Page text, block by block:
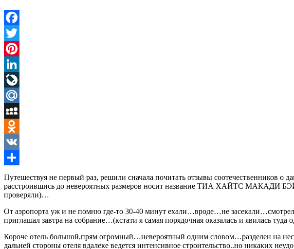
Facebook
Twitter
Pinterest
LinkedIn
LiveJournal
Mail.Ru
MySpace
Odnoklassniki
VK
Отправить
Путешествуя не первый раз, решили сначала почитать отзывы соотечественников
расстроившись до невероятных размеров носит название ТИА ХАЙТС МАКАДИ
проверяли)…
От аэропорта уж и не помню где-то 30-40 минут ехали…вроде…не
приглашал завтра на собрание…(кстати я самая порядочная оказалась и явилась
Короче отель большой,прям огромный…невероятный одним словом…разделен на
дальней стороны отеля вдалеке ведется интенсивное строительство..но никаких